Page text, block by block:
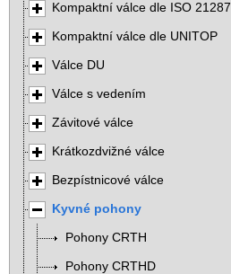
Kompaktní válce dle ISO 21287
Kompaktní válce dle UNITOP
Válce DU
Válce s vedením
Závitové válce
Krátkozdvižné válce
Bezpístnicové válce
Kyvné pohony
Pohony CRTH
Pohony CRTHD